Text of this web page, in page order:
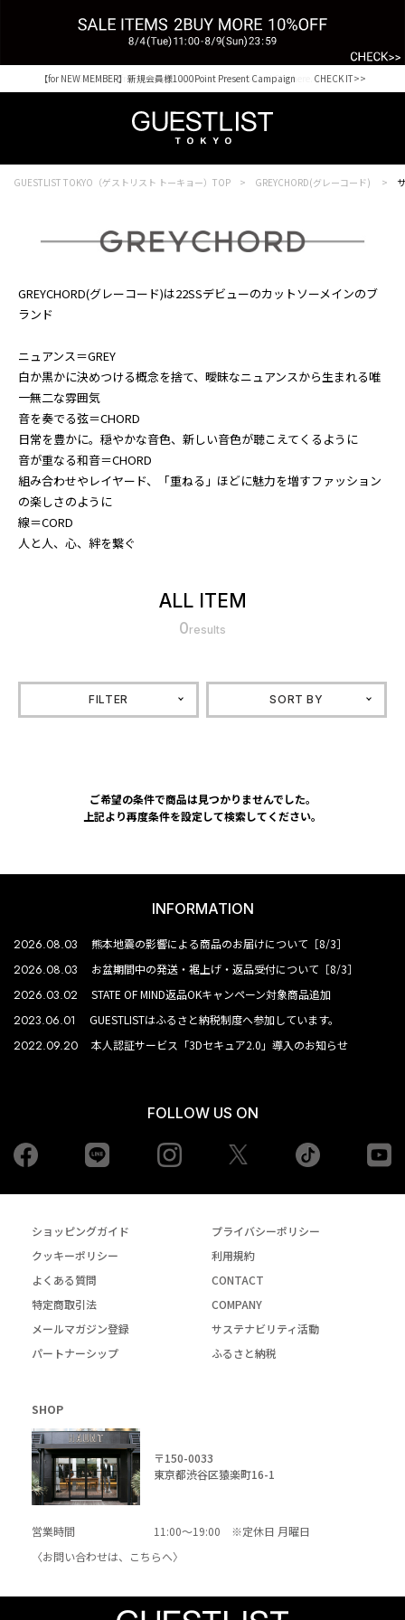
Shopping from outside Japan? Visit our Global Site here. >>
【for NEW MEMBER】新規会員様1000Point Present Campaign CHECK IT>>
GUESTLIST TOKYO（ゲストリスト トーキョー）TOP GREYCHORD(グレーコード)
GREYCHORD(グレーコード)は22SSデビューのカットソーメインのブ
ランド
ニュアンス＝GREY
白か黒かに決めつける概念を捨て、曖昧なニュアンスから生まれる唯
一無二な雰囲気
音を奏でる弦＝CHORD
日常を豊かに。穏やかな音色、新しい音色が聴こえてくるように
音が重なる和音＝CHORD
組み合わせやレイヤード、「重ねる」ほどに魅力を増すファッション
の楽しさのように
線＝CORD
人と人、心、絆を繋ぐ
ALL ITEM
0results
FILTER SORT BY
ご希望の条件で商品は見つかりませんでした。
上記より再度条件を設定して検索してください。
INFORMATION
2026.08.03 熊本地震の影響による商品のお届けについて［8/3］
2026.08.03 お盆期間中の発送・裾上げ・返品受付について［8/3］
2026.03.02 STATE OF MIND返品OKキャンペーン対象商品追加
2023.06.01 GUESTLISTはふるさと納税制度へ参加しています。
2022.09.20 本人認証サービス「3Dセキュア2.0」導入のお知らせ
FOLLOW US ON
Facebook Instagram tiktok
ショッピングガイド
プライバシーポリシー
クッキーポリシー
利用規約
よくある質問
CONTACT
特定商取引法
COMPANY
メールマガジン登録
サステナビリティ活動
パートナーシップ
ふるさと納税
SHOP
〒150-0033
東京都渋谷区猿楽町16-1
営業時間
11:00～19:00 ※定休日 月曜日
〈お問い合わせは、
こちらへ〉